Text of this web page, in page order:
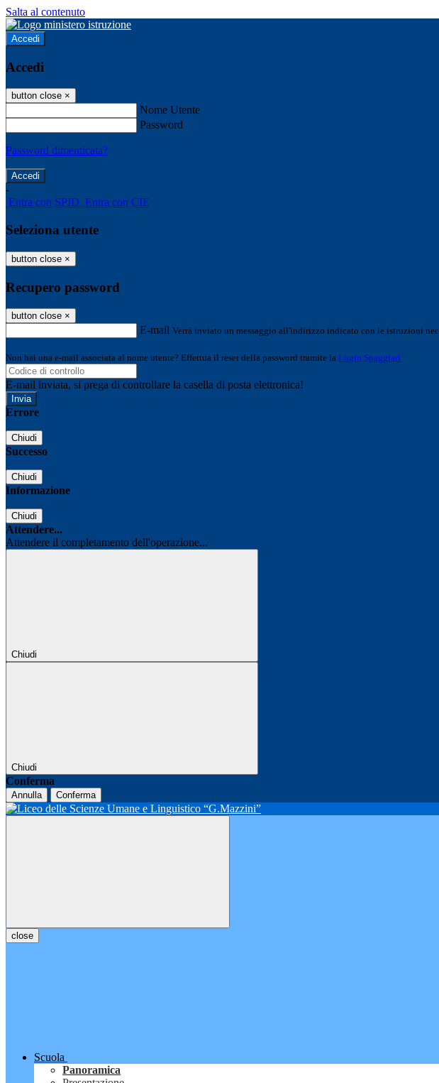
Salta al contenuto
Accedi
Accedi
button close ×
Nome Utente
Password
Password dimenticata?
-
Entra con SPID Entra con CIE
Seleziona utente
button close ×
Recupero password
button close ×
E-mail Verrà inviato un messaggio all'indirizzo indicato con le istruzioni
Non hai una e-mail associata al nome utente? Effettua il reset della password tramite la Login Spaggiari
E-mail inviata, si prega di controllare la casella di posta elettronica!
Errore
Chiudi
Successo
Chiudi
Informazione
Chiudi
Attendere...
Attendere il completamento dell'operazione...
Chiudi
Chiudi
Conferma
Annulla Conferma
close
Scuola
Panoramica